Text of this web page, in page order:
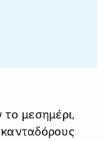
το μεσημέρι,